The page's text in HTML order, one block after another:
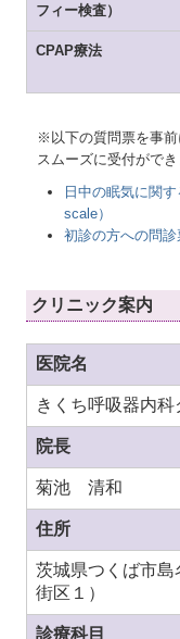
クリニック案内
医院名
きくち呼吸器内科
院長
菊池 清和
住所
茨城県つくば市島
街区１）
診療科目
フィー検査）
CPAP療法
※以下の質問票を事前
スムーズに受付ができ
日中の眠気に関
scale）
初診の方への問診